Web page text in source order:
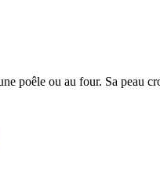
poêle ou au four. Sa peau